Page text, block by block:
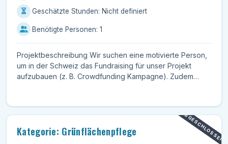
Geschätzte Stunden: Nicht definiert
Benötigte Personen: 1
Projektbeschreibung Wir suchen eine motivierte Person,
um in der Schweiz das Fundraising für unser Projekt
aufzubauen (z. B. Crowdfunding Kampagne). Zudem
ABGESCHLOSSEN
Kategorie: Grünflächenpflege